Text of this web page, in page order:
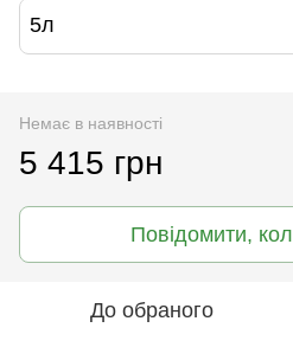
5л
Немає в наявності
5 415 грн
Повідомити,
До обраного